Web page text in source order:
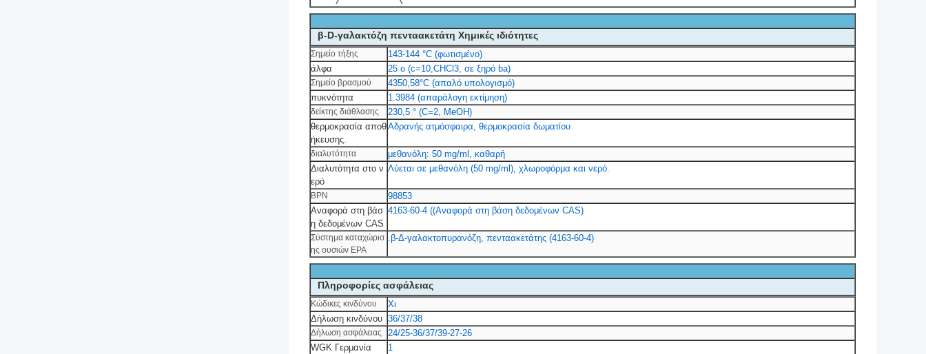
β-D-γαλακτόζη πενταακετάτη Χημικές ιδιότητες
Σημείο τήξης
143-144 °C (φωτισμένο)
άλφα
25 o (c=10,CHCl3, σε ξηρό ba)
Σημείο βρασμού
4350,58°C (απαλό υπολογισμό)
πυκνότητα
1.3984 (απαράλογη εκτίμηση)
δείκτης διάθλασης
230,5 ° (C=2, MeOH)
θερμοκρασία αποθ
ήκευσης.
Αδρανής ατμόσφαιρα, θερμοκρασία δωματίου
διαλυτότητα
μεθανόλη: 50 mg/ml, καθαρή
Διαλυτότητα στο ν
ερό
Λύεται σε μεθανόλη (50 mg/ml), χλωροφόρμα και νερό.
ΒΡΝ
98853
Αναφορά στη βάσ
η δεδομένων CAS
4163-60-4 ((Αναφορά στη βάση δεδομένων CAS)
Σύστημα καταχώρισ
ης ουσιών EPA
.β-Δ-γαλακτοπυρανόζη, πενταακετάτης (4163-60-4)
Πληροφορίες ασφάλειας
Κώδικες κινδύνου
Χι
Δήλωση κινδύνου 36/37/38
Δήλωση ασφάλειας
24/25-36/37/39-27-26
WGK Γερμανία
1